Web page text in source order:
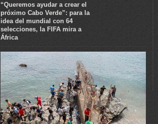
“Queremos ayudar a crear el
próximo Cabo Verde”: para la
idea del mundial con 64
selecciones, la FIFA mira a
África